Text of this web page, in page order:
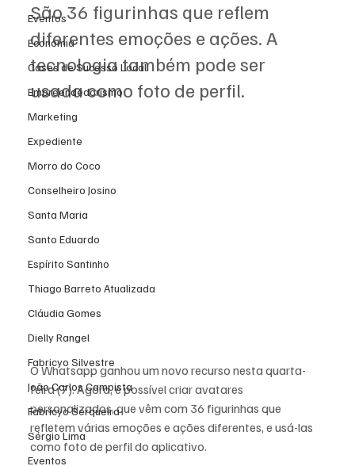
Eventos
Economia
Cases de Sucesso Local
Empreendedorismo
Marketing
Expediente
Morro do Coco
Conselheiro Josino
Santa Maria
Santo Eduardo
Espírito Santinho
Thiago Barreto Atualizada
Cláudia Gomes
Dielly Rangel
Fabricyo Silvestre
João Carlos Campista
Fabricyo Serqueira
Sérgio Lima
Eventos
São 36 figurinhas que reflem
diferentes emoções e ações. A
tecnologia também pode ser
usada como foto de perfil.
O Whatsapp ganhou um novo recurso nesta quarta-
feira (7). Agora, é possível criar avatares
personalizados, que vêm com 36 figurinhas que
refletem várias emoções e ações diferentes, e usá-las
como foto de perfil do aplicativo.